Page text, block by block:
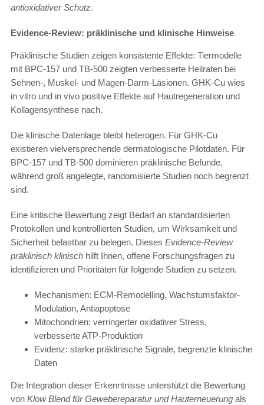
antioxidativer Schutz.
Evidence-Review: präklinische und klinische Hinweise
Präklinische Studien zeigen konsistente Effekte: Tiermodelle
mit BPC-157 und TB-500 zeigten verbesserte Heilraten bei
Sehnen-, Muskel- und Magen-Darm-Läsionen. GHK-Cu wies
in vitro und in vivo positive Effekte auf Hautregeneration und
Kollagensynthese nach.
Die klinische Datenlage bleibt heterogen. Für GHK-Cu
existieren vielversprechende dermatologische Pilotdaten. Für
BPC-157 und TB-500 dominieren präklinische Befunde,
während groß angelegte, randomisierte Studien noch begrenzt
sind.
Eine kritische Bewertung zeigt Bedarf an standardisierten
Protokollen und kontrollierten Studien, um Wirksamkeit und
Sicherheit belastbar zu belegen. Dieses Evidence-Review
präklinisch klinisch hilft Ihnen, offene Forschungsfragen zu
identifizieren und Prioritäten für folgende Studien zu setzen.
Mechanismen: ECM-Remodelling, Wachstumsfaktor-
Modulation, Antiapoptose
Mitochondrien: verringerter oxidativer Stress,
verbesserte ATP-Produktion
Evidenz: starke präklinische Signale, begrenzte klinische
Daten
Die Integration dieser Erkenntnisse unterstützt die Bewertung
von Klow Blend für Gewebereparatur und Hauterneuerung als